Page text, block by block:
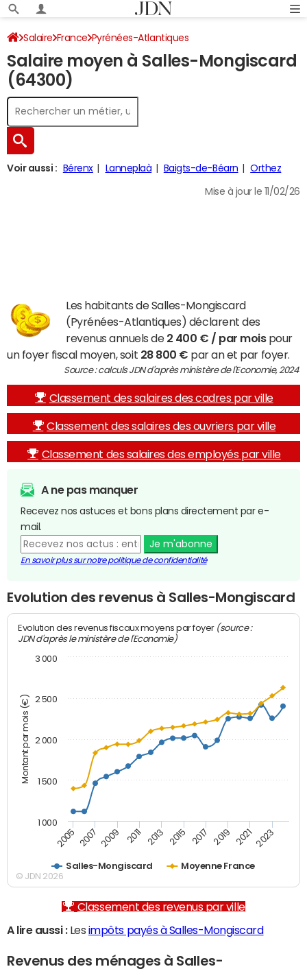
Salaire France Pyrénées-Atlantiques
Salaire moyen à Salles-Mongiscard
(64300)
Voir aussi : Bérenx Lanneplaà Baigts-de-Béarn Orthez
Mise à jour le 11/02/26
Les habitants de Salles-Mongiscard
(Pyrénées-Atlantiques) déclarent des
revenus annuels de 2 400 € / par moispour
un foyer fiscal moyen, soit 28 800 € par an et par foyer.
Source : calculs JDN d'après ministère de l'Economie, 2024
Classement des salaires des cadres par ville
Classement des salaires des ouvriers par ville
Classement des salaires des employés par ville
A ne pas manquer
Recevez nos astuces et bons plans directement par e-
mail.
Je m'abonne
En savoir plus sur notre politique de confidentialité
Evolution des revenus à Salles-Mongiscard
Montant par mois (€)
Evolution des revenus fiscaux moyens par foyer (source :
JDN d'après le ministère de l'Economie)
Salles-Mongiscard Moyenne France
2005 2007 2009 2011 2013 2015 2017 2019 2021 2023
1 000
1 500
2 000
2 500
3 000
© JDN 2026
Classement des revenus par ville
A lire aussi :Les impôts payés à Salles-Mongiscard
Revenus des ménages à Salles-